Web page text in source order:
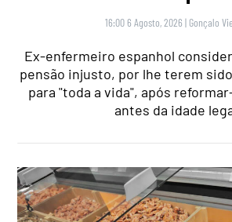
16:00 6 Agosto, 2026 | Gonçalo
Ex-enfermeiro espanhol
pensão injusto, por lhe terem
para "toda a vida", após
antes da idade